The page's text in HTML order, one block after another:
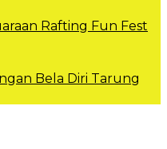
Rafting Fun Fest
Bela Diri Tarung